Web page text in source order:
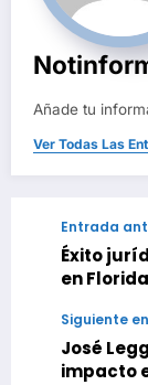
Añade tu
Ver Todas Las
Entrada
Éxito
en Florida
Siguiente
José
impacto